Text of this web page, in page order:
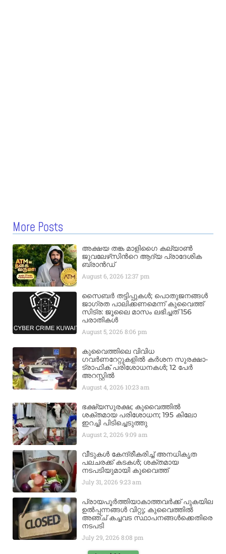
More Posts
അക്ഷയ തങ്ക മാളിഗൈ കല്യാണ്‍
ജുവലേഴ്‌സിന്‍റെ ആദ്യ പ്രാദേശിക
ബ്രാന്‍ഡ്
August 6, 2026 12:37 pm
സൈബർ തട്ടിപ്പുകൾ; പൊതുജനങ്ങൾ
ജാഗ്രത പാലിക്കണമെന്ന് കുവൈത്ത്
സിട്ര: ജൂലൈ മാസം ലഭിച്ചത് 156
പരാതികൾ
August 5, 20268:06 pm
കുവൈത്തിലെ വിവിധ
ഗവർണറേറ്റുകളിൽ കർശന സുരക്ഷാ-
ട്രാഫിക് പരിശോധനകൾ; 12 പേർ
അറസ്റ്റിൽ
August 4, 2026 10:23 am
ഭക്ഷ്യസുരക്ഷ; കുവൈത്തിൽ
ശക്തമായ പരിശോധന; 195 കിലോ
ഇറച്ചി പിടിച്ചെടുത്തു
August 2, 20269:09 am
വീടുകൾ കേന്ദ്രീകരിച്ച് അനധികൃത
പലചരക്ക് കടകൾ; ശക്തമായ
നടപടിയുമായി കുവൈത്ത്
July 31, 20269:23 am
പ്രായപൂർത്തിയാകാത്തവർക്ക് പുകയില
ഉൽപ്പന്നങ്ങൾ വിറ്റു; കുവൈത്തിൽ
അഞ്ച് കച്ചവട സ്ഥാപനങ്ങൾക്കെതിരെ
നടപടി
July 29, 20268:08 pm